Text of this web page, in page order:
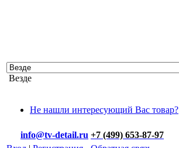
Везде
Не нашли интересующий Вас товар?
info@tv-detail.ru +7 (499) 653-87-97